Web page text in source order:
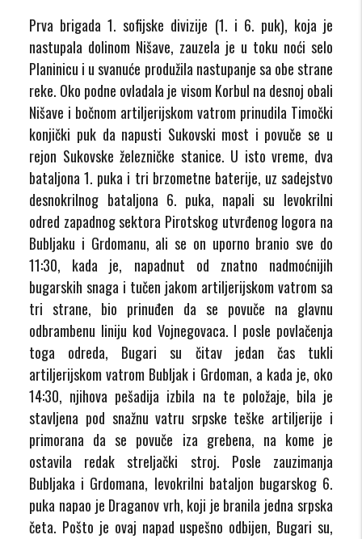
Prva brigada 1. sofijske divizije (1. i 6. puk), koja je
nastupala dolinom Nišave, zauzela je u toku noći selo
Planinicu i u svanuće produžila nastupanje sa obe strane
reke. Oko podne ovladala je visom Korbul na desnoj obali
Nišave i bočnom artiljerijskom vatrom prinudila Timočki
konjički puk da napusti Sukovski most i povuče se u
rejon Sukovske železničke stanice. U isto vreme, dva
bataljona 1. puka i tri brzometne baterije, uz sadejstvo
desnokrilnog bataljona 6. puka, napali su levokrilni
odred zapadnog sektora Pirotskog utvrđenog logora na
Bubljaku i Grdomanu, ali se on uporno branio sve do
11:30, kada je, napadnut od znatno nadmoćnijih
bugarskih snaga i tučen jakom artiljerijskom vatrom sa
tri strane, bio prinuđen da se povuče na glavnu
odbrambenu liniju kod Vojnegovaca. I posle povlačenja
toga odreda, Bugari su čitav jedan čas tukli
artiljerijskom vatrom Bubljak i Grdoman, a kada je, oko
14:30, njihova pešadija izbila na te položaje, bila je
stavljena pod snažnu vatru srpske teške artiljerije i
primorana da se povuče iza grebena, na kome je
ostavila redak streljački stroj. Posle zauzimanja
Bubljaka i Grdomana, levokrilni bataljon bugarskog 6.
puka napao je Draganov vrh, koji je branila jedna srpska
četa. Pošto je ovaj napad uspešno odbijen, Bugari su,